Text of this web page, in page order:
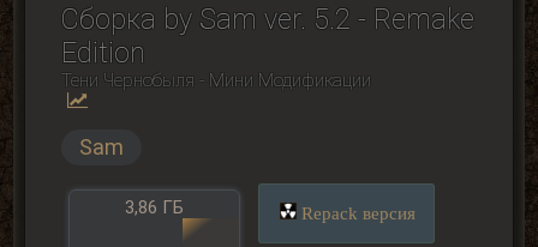
Сборка by Sam ver. 5.2 - Remake
Edition
Тени Чернобыля - Мини Модификации
Sam
3,86 ГБ Repack версия